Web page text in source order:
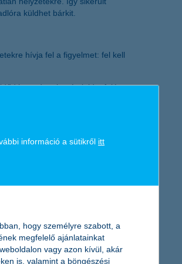
K&H token megújítás
küldhet bárkit.
hívja fel a figyelmet: fel kell
lesz, de a bevételeid a felére vagy
de ha nem gondolsz a jövőre,
az érintettek. Igen, jól hallottad – az
és még pénzt is kapsz vissza
információ a sütikről itt
hogy személyre szabott, a
megfelelő ajánlatainkat
vagy azon kívül, akár
is, valamint a böngészési